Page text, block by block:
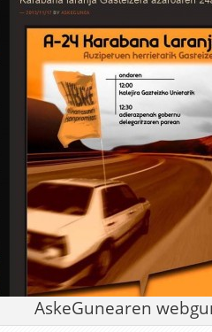
AskeGunearen